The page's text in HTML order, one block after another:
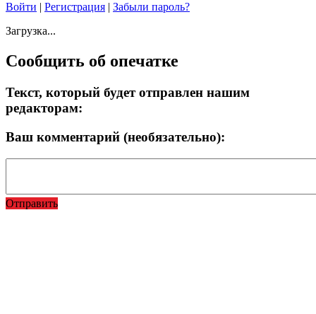
Войти | Регистрация | Забыли пароль?
Загрузка...
Сообщить об опечатке
Текст, который будет отправлен нашим
редакторам:
Ваш комментарий (необязательно):
Отправить